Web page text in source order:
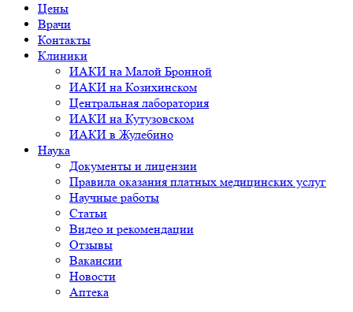
Цены
Врачи
Контакты
Клиники
ИАКИ на Малой Бронной
ИАКИ на Козихинском
Центральная лаборатория
ИАКИ на Кутузовском
ИАКИ в Жулебино
Наука
Документы и лицензии
Правила оказания платных медицинских услуг
Научные работы
Статьи
Видео и рекомендации
Отзывы
Вакансии
Новости
Аптека